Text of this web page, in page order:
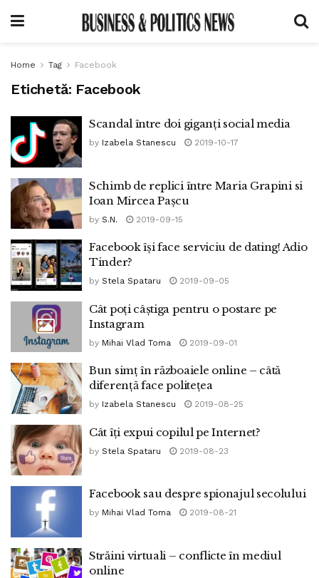
Home Tag Facebook
Etichetă: Facebook
Scandal între doi giganți social media
by Izabela Stanescu 2019-10-17
Schimb de replici între Maria Grapini si
Ioan Mircea Pașcu
by S.N. 2019-09-15
Facebook își face serviciu de dating! Adio
Tinder?
by Stela Spataru 2019-09-05
Cât poți câștiga pentru o postare pe
Instagram
by Mihai Vlad Toma 2019-09-01
Bun simț în războaiele online – câtă
diferență face politețea
by Izabela Stanescu 2019-08-25
Cât îți expui copilul pe Internet?
by Stela Spataru 2019-08-23
Facebook sau despre spionajul secolului
by Mihai Vlad Toma 2019-08-21
Străini virtuali – conflicte în mediul
online